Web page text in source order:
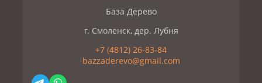
База Дерево
г. Смоленск, дер. Лубня
+7 (4812) 26-83-84
bazzaderevo@gmail.com